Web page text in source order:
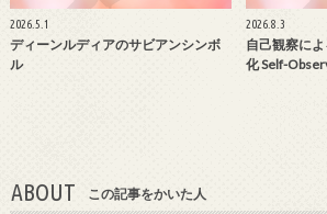
2026.5.1
ディーンルディアのサビアンシンボ
ル
2026.8.3
自己観察に
化 Self-
ABOUT この記事をかいた人